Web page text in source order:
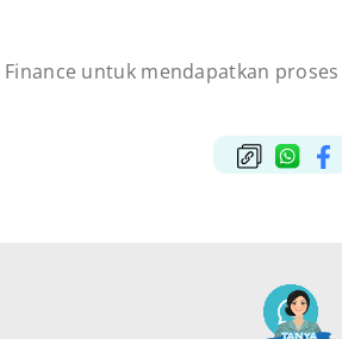
Finance untuk mendapatkan proses